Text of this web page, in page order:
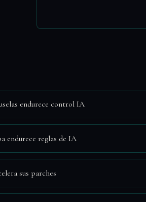
endurece control IA
endurece reglas de IA
sus parches